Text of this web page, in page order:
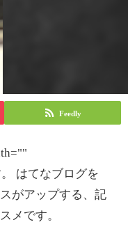
Feedly
はてなブログを
がアップする、記
メです。